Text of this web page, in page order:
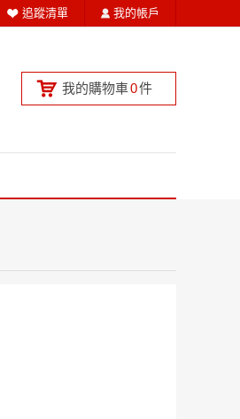
追蹤清單 我的帳戶
我的購物車0件